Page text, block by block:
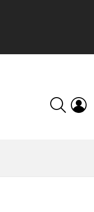
SEARCH